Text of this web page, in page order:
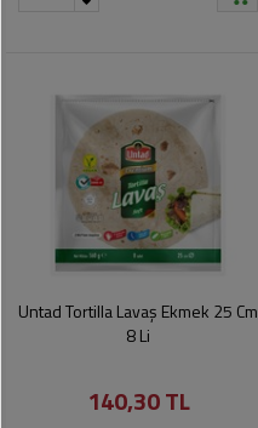
Untad Tortilla Lavaş Ekmek 25 Cm
8 Li
140,30 TL